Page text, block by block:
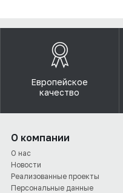
Европейское
качество
О компании
О нас
Новости
Реализованные проекты
Персональные данные